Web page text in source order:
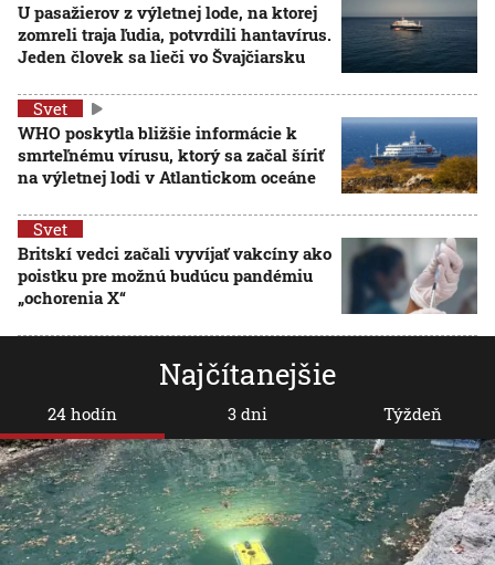
U pasažierov z výletnej lode, na ktorej
zomreli traja ľudia, potvrdili hantavírus.
Jeden človek sa lieči vo Švajčiarsku
Svet
WHO poskytla bližšie informácie k
smrteľnému vírusu, ktorý sa začal šíriť
na výletnej lodi v Atlantickom oceáne
Svet
Britskí vedci začali vyvíjať vakcíny ako
poistku pre možnú budúcu pandémiu
„ochorenia X“
Najčítanejšie
24 hodín 3 dni Týždeň